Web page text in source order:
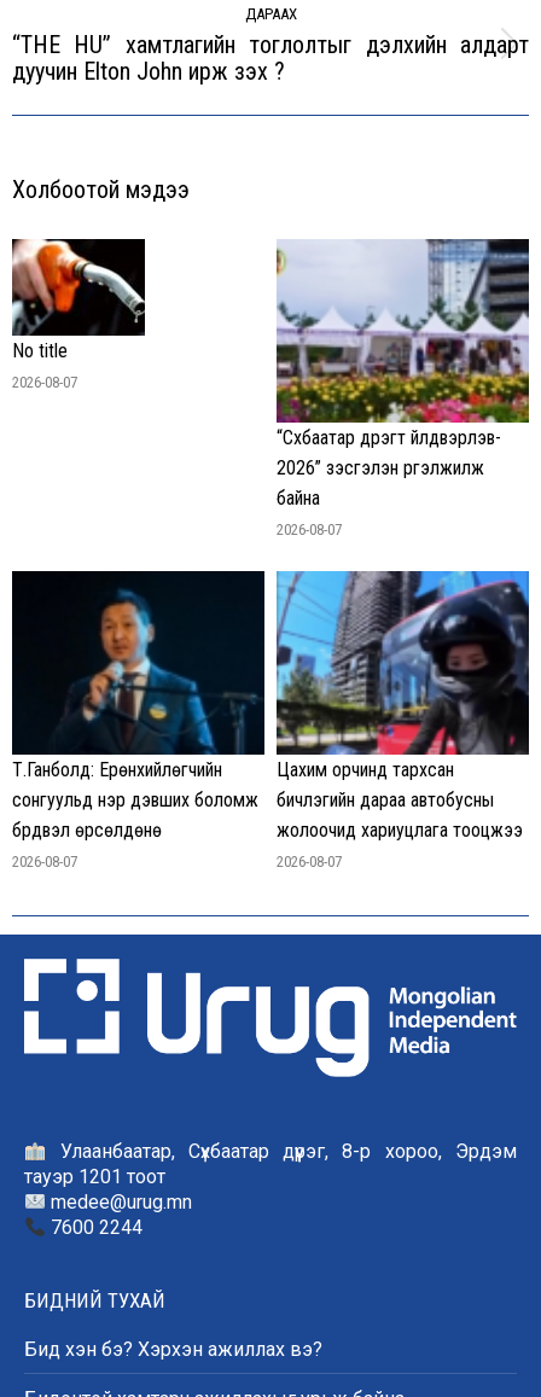
ДАРААХ
Next
“THE HU” xамтлагийн тоглолтыг дэлxийн алдарт
дуучин Elton John ирж үзэх үү?
Холбоотой мэдээ
No title
2026-08-07
“Сүхбаатар дүүрэгт үйлдвэрлэв-
2026” үзэсгэлэн үргэлжилж
байна
2026-08-07
Т.Ганболд: Ерөнхийлөгчийн
сонгуульд нэр дэвших боломж
бүрдвэл өрсөлдөнө
2026-08-07
Цахим орчинд тархсан
бичлэгийн дараа автобусны
жолоочид хариуцлага тооцжээ
2026-08-07
Улаанбаатар, Сүхбаатар дүүрэг, 8-р хороо, Эрдэм
тауэр 1201 тоот
medee@urug.mn
7600 2244
БИДНИЙ ТУХАЙ
Бид хэн бэ? Хэрхэн ажиллах вэ?